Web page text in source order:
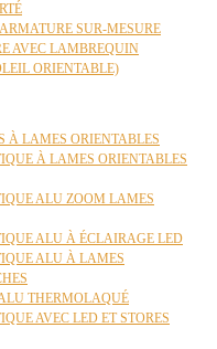
SUR-MESURE
AVEC LAMBREQUIN
ORIENTABLE)
À LAMES ORIENTABLES
À LAMES ORIENTABLES
ALU ZOOM LAMES
ALU À ÉCLAIRAGE LED
ALU À LAMES
THERMOLAQUÉ
AVEC LED ET STORES